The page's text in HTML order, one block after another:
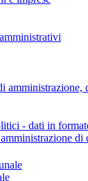
amministrazione,
- dati in
di